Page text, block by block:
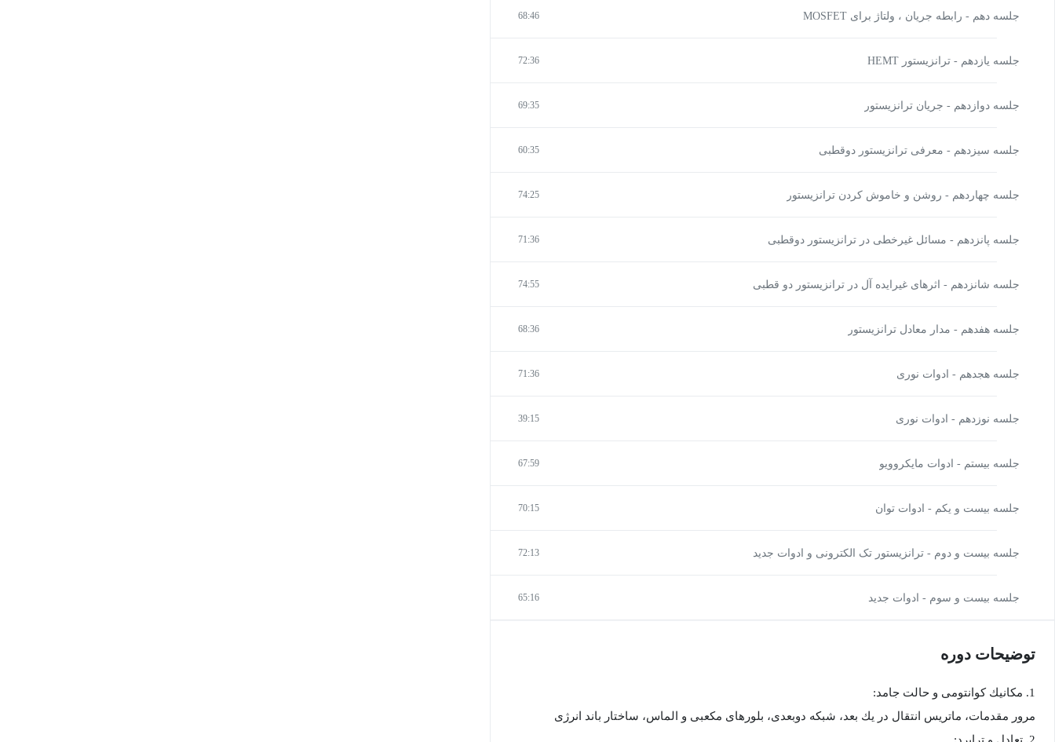
جلسه دهم - رابطه جریان ، ولتاژ برای MOSFET 68:46
جلسه یازدهم - ترانزیستور HEMT 72:36
جلسه دوازدهم - جریان ترانزیستور 69:35
جلسه سیزدهم - معرفی ترانزیستور دوقطبی 60:35
جلسه چهاردهم - روشن و خاموش کردن ترانزیستور 74:25
جلسه پانزدهم - مسائل غیرخطی در ترانزیستور دوقطبی 71:36
جلسه شانزدهم - اثرهای غیرایده آل در ترانزیستور دو قطبی 74:55
جلسه هفدهم - مدار معادل ترانزیستور 68:36
جلسه هجدهم - ادوات نوری 71:36
جلسه نوزدهم - ادوات نوری 39:15
جلسه بیستم - ادوات مایکروویو 67:59
جلسه بیست و یکم - ادوات توان 70:15
جلسه بیست و دوم - ترانزیستور تک الکترونی و ادوات جدید 72:13
جلسه بیست و سوم - ادوات جدید 65:16
توضیحات دوره
1. مكانيك كوانتومی و حالت جامد:
مرور مقدمات، ماتريس انتقال در يك بعد، شبكه دو‌بعدی، بلورهای مكعبی و الماس، ساختار باند انرژی